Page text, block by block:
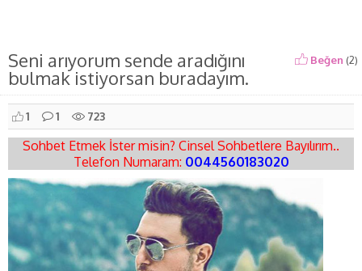
Seni arıyorum sende aradığını
bulmak istiyorsan buradayım.
Beğen (2)
1 1 723
Sohbet Etmek İster misin? Cinsel Sohbetlere Bayılırım..
Telefon Numaram: 0044560183020